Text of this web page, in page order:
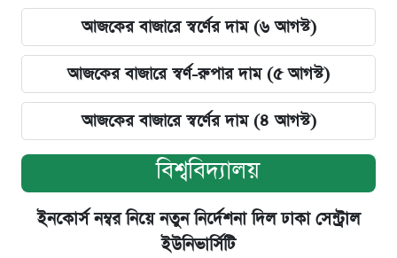
আজকের বাজারে স্বর্ণের দাম (৬ আগস্ট)
আজকের বাজারে স্বর্ণ-রুপার দাম (৫ আগস্ট)
আজকের বাজারে স্বর্ণের দাম (৪ আগস্ট)
বিশ্ববিদ্যালয়
ইনকোর্স নম্বর নিয়ে নতুন নির্দেশনা দিল ঢাকা সেন্ট্রাল
ইউনিভার্সিটি